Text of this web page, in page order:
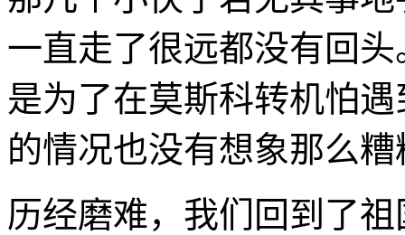
一直走了很远都没有回
是为了在莫斯科转机怕
的情况也没有想象那么糟
历经磨难，我们回到了